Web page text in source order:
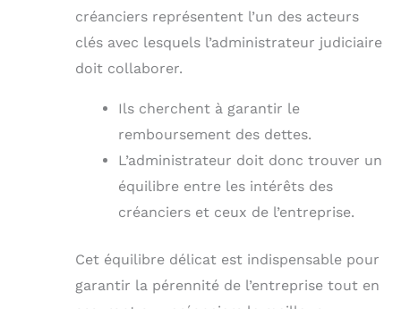
créanciers représentent l’un des acteurs
clés avec lesquels l’administrateur judiciaire
doit collaborer.
Ils cherchent à garantir le
remboursement des dettes.
L’administrateur doit donc trouver un
équilibre entre les intérêts des
créanciers et ceux de l’entreprise.
Cet équilibre délicat est indispensable pour
garantir la pérennité de l’entreprise tout en